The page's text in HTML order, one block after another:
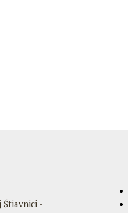
Štiavnici -